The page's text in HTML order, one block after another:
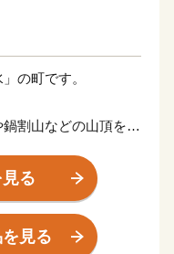
の町です。
割山などの山頂を目
名湯「鶴巻温泉」
れを癒します。
みち」のほか、おか
る
見る